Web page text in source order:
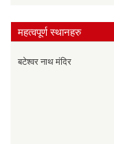
महत्वपूर्ण स्थानहरु
बटेश्वर नाथ मंदिर